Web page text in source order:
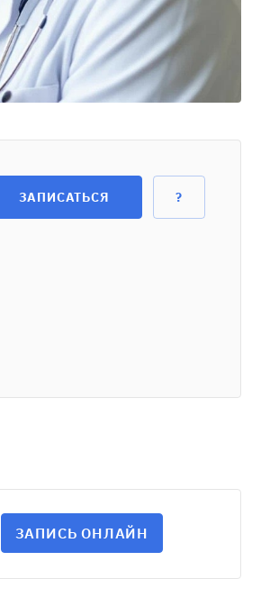
ЗАПИСАТЬСЯ ?
ЗАПИСЬ ОНЛАЙН